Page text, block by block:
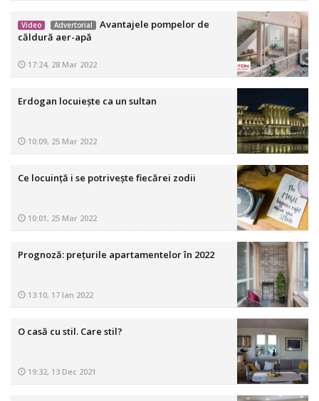
Video Advertorial
Avantajele pompelor de
căldură aer-apă
17:24, 28 Mar 2022
Erdogan locuiește ca un sultan
10:09, 25 Mar 2022
Ce locuință i se potrivește fiecărei zodii
10:01, 25 Mar 2022
Prognoză: prețurile apartamentelor în 2022
13:10, 17 Ian 2022
O casă cu stil. Care stil?
19:32, 13 Dec 2021